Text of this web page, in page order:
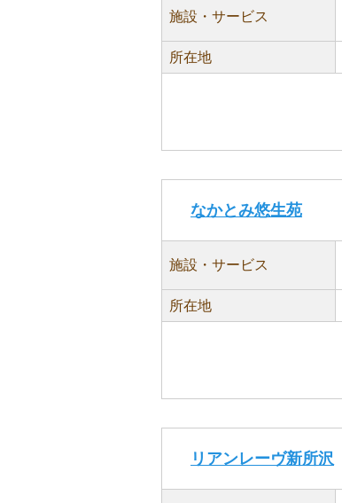
施設・サービス
所在地
なかとみ悠生苑
施設・サービス
所在地
リアンレーヴ新所沢